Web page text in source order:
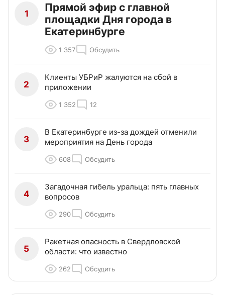
1
Прямой эфир с главной
площадки Дня города в
Екатеринбурге
1 357 Обсудить
2
Клиенты УБРиР жалуются на сбой в
приложении
1 352 12
3
В Екатеринбурге из-за дождей отменили
мероприятия на День города
608 Обсудить
4
Загадочная гибель уральца: пять главных
вопросов
290 Обсудить
5
Ракетная опасность в Свердловской
области: что известно
262 Обсудить